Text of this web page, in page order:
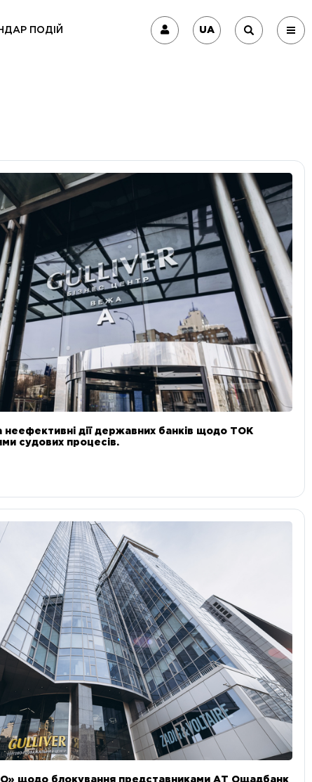
ПОДІЙ UA
неефективні дії державних банків щодо ТОК
судових процесів.
О» щодо блокування представниками АТ Ощадбанк